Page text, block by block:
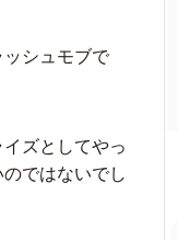
シュモブで
ズとしてやっ
ではないでし